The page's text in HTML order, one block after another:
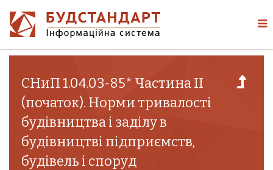
СНиП 1.04.03-85* Частина II
(початок). Норми тривалості
будівництва і заділу в
будівництві підприємств,
будівель і споруд